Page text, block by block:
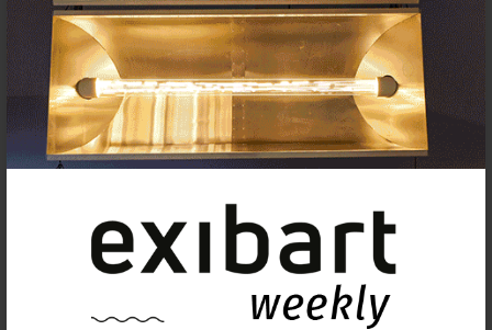
GETXOPHOTO 2026 (Getxo)
celebra su 20º aniversario con un
‘RESET’ creativo.
13 MAYO 2026 FESTIVALES